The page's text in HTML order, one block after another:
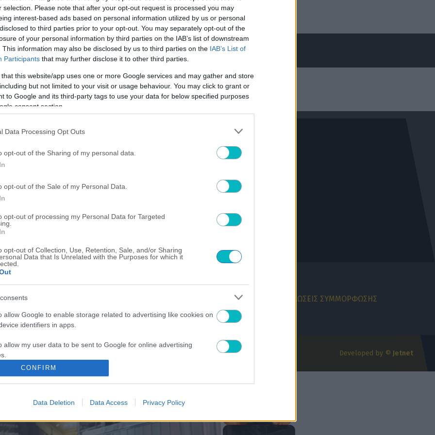
selection. Please note that after your opt-out request is processed you may
interest-based ads based on personal information utilized by us or personal
to third parties prior to your opt-out. You may separately opt-out of the
of your personal information by third parties on the IAB’s list of downstream
This information may also be disclosed by us to third parties on the IAB’s List of
Participants that may further disclose it to other third parties.
that this website/app uses one or more Google services and may gather and store
but not limited to your visit or usage behaviour. You may click to grant or
to Google and its third-party tags to use your data for below specified purposes
consent section.
Data Processing Opt Outs
opt-out of the Sharing of my personal data.
opt-out of the Sale of my Personal Data.
opt-out of processing my Personal Data for Targeted
opt-out of Collection, Use, Retention, Sale, and/or Sharing
Data that Is Unrelated with the Purposes for which it
allow Google to enable storage related to advertising like cookies on
identifiers in apps.
allow my user data to be sent to Google for online advertising
allow Google to send me personalized advertising.
allow Google to enable storage related to analytics like cookies on
allow Google to enable storage related to functionality of the website
CONFIRM
Data Deletion Data Access Privacy Policy
(VIDEO)
ΠΟΛΙΤΙΚΗ ΑΠΟΡΡΗΤΟΥ ΔΗΛΩΣΕΙΣ ΣΥΜΜΟΡΦΩΣΗΣ
Developed by © Jetnet
Play Video
US: Scuffles break out between Knicks fans, police during championship celebrations.